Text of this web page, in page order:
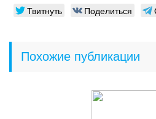
Твитнуть Поделиться
Похожие публикации